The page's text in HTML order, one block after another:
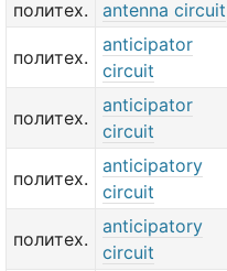
политех.
antenna circuit
политех.
anticipator
circuit
политех.
anticipator
circuit
политех.
anticipatory
circuit
политех.
anticipatory
circuit